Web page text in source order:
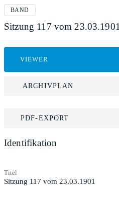
BAND
Sitzung 117 vom 23.03.1901
VIEWER
ARCHIVPLAN
PDF-EXPORT
Identifikation
Titel
Sitzung 117 vom 23.03.1901